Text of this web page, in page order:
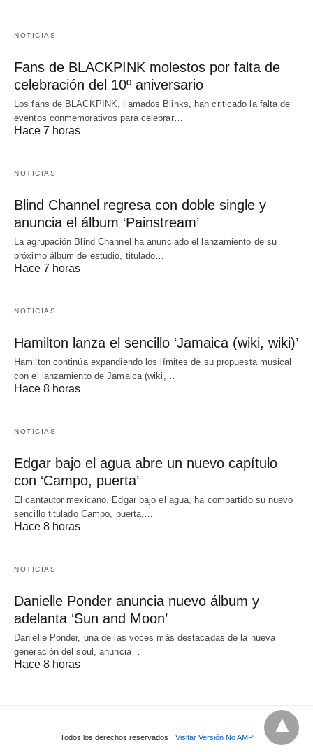
NOTICIAS
Fans de BLACKPINK molestos por falta de
celebración del 10º aniversario
Los fans de BLACKPINK, llamados Blinks, han criticado la falta de
eventos conmemorativos para celebrar…
Hace 7 horas
NOTICIAS
Blind Channel regresa con doble single y
anuncia el álbum ‘Painstream’
La agrupación Blind Channel ha anunciado el lanzamiento de su
próximo álbum de estudio, titulado…
Hace 7 horas
NOTICIAS
Hamilton lanza el sencillo ‘Jamaica (wiki, wiki)’
Hamilton continúa expandiendo los límites de su propuesta musical
con el lanzamiento de Jamaica (wiki,…
Hace 8 horas
NOTICIAS
Edgar bajo el agua abre un nuevo capítulo
con ‘Campo, puerta’
El cantautor mexicano, Edgar bajo el agua, ha compartido su nuevo
sencillo titulado Campo, puerta,…
Hace 8 horas
NOTICIAS
Danielle Ponder anuncia nuevo álbum y
adelanta ‘Sun and Moon’
Danielle Ponder, una de las voces más destacadas de la nueva
generación del soul, anuncia…
Hace 8 horas
Todos los derechos reservados Visitar Versión No AMP